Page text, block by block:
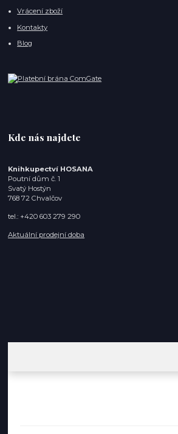
Vrácení zboží
Kontakty
Blog
Kde nás najdete
Knihkupectví HOSANA
Poutní dům č. 1
Svatý Hostýn
768 72 Chvalčov
tel.: +420 603 279 290
Aktuální prodejní doba